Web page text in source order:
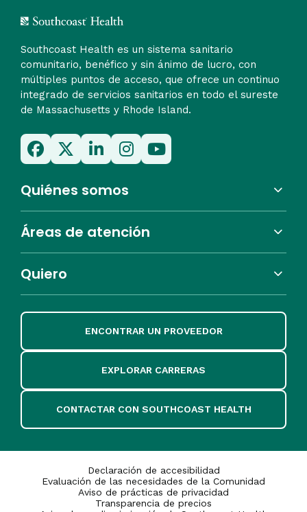
Southcoast Health es un sistema sanitario
comunitario, benéfico y sin ánimo de lucro, con
múltiples puntos de acceso, que ofrece un continuo
integrado de servicios sanitarios en todo el sureste
de Massachusetts y Rhode Island.
Quiénes somos
Áreas de atención
Quiero
ENCONTRAR UN PROVEEDOR
EXPLORAR CARRERAS
CONTACTAR CON SOUTHCOAST HEALTH
Declaración de accesibilidad
Evaluación de las necesidades de la Comunidad
Aviso de prácticas de privacidad
Transparencia de precios